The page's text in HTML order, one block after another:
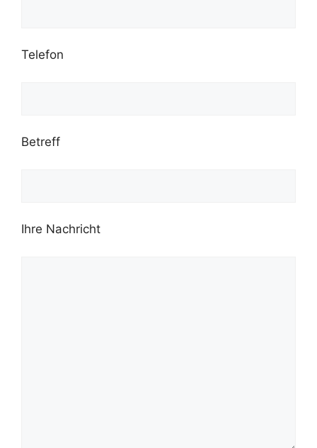
Telefon
Betreff
Ihre Nachricht